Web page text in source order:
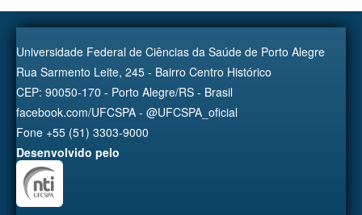
Universidade Federal de Ciências da Saúde de Porto Alegre
Rua Sarmento Leite, 245 - Bairro Centro Histórico
CEP: 90050-170 - Porto Alegre/RS - Brasil
facebook.com/UFCSPA - @UFCSPA_oficial
Fone +55 (51) 3303-9000
Desenvolvido pelo